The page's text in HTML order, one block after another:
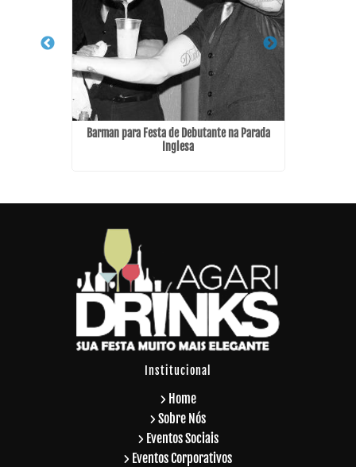
Barman para Festa de Debutante na Parada
Inglesa
Institucional
Home
Sobre Nós
Eventos Sociais
Eventos Corporativos